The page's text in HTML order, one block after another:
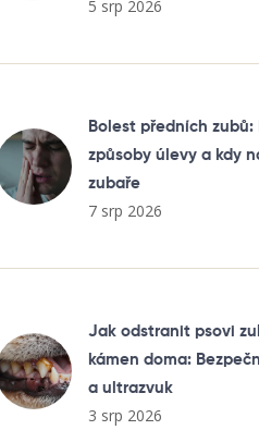
5 srp 2026
Bolest předních zubů:
způsoby úlevy a kdy
zubaře
7 srp 2026
Jak odstranit psovi
kámen doma:
a ultrazvuk
3 srp 2026